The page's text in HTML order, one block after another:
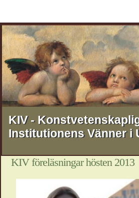
AKTUELLT
FÖREDRAG
RESOR
STIPENDIER
MEDLEMSSKAP
KONTAKT
OM KIV
KIV -
Institutionens Vänner i
KIV föreläsningar hösten 2013